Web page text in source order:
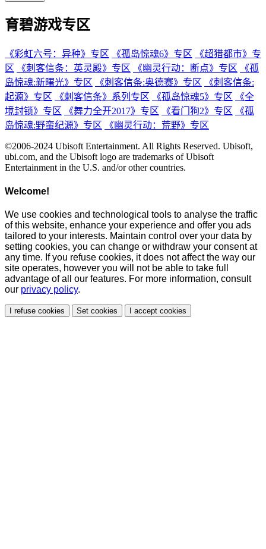
育碧游戏专区
《彩虹六号：异种》专区 《孤岛惊魂6》专区
《超猎都市》专
区
《刺客信条：英灵殿》专区 《幽灵行动：断点》专区
《孤
岛惊魂:新曙光》专区
《刺客信条:奥德赛》专区
《刺客信条:
起源》专区
《刺客信条》系列专区 《孤岛惊魂5》专区
《全
境封锁》专区
《舞力全开2017》专区 《看门狗2》专区
《孤
岛惊魂:野蛮纪源》专区
《幽灵行动：荒野》专区
©2006-2024 Ubisoft Entertainment. All Rights Reserved. Ubisoft,
ubi.com, and the Ubisoft logo are trademarks of Ubisoft
Entertainment in the U.S. and/or other countries.
Welcome!
We use cookies and technological tools to analyse the traffic
of this website, enhance your experience and offer you ads
tailored to your interests. Maintain control over your data by
setting cookies, you can change or withdraw your consent at
any time. If you refuse cookies, it does not affect the way our
site operates, however you will not be able to take full
advantage of all our features. For more information, consult
our privacy policy.
I refuse cookies Set cookies I accept cookies